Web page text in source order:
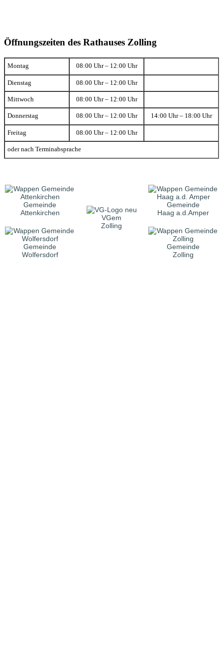
Öffnungszeiten des Rathauses Zolling
Montag 08:00 Uhr – 12:00 Uhr
Dienstag 08:00 Uhr – 12:00 Uhr
Mittwoch 08:00 Uhr – 12:00 Uhr
Donnerstag 08:00 Uhr – 12:00 Uhr 14:00 Uhr – 18:00 Uhr
Freitag 08:00 Uhr – 12:00 Uhr
oder nach Terminabsprache
Gemeinde
Attenkirchen
VGem
Zolling
Gemeinde
Haag a.d.Amper
Gemeinde
Wolfersdorf
Gemeinde
Zolling